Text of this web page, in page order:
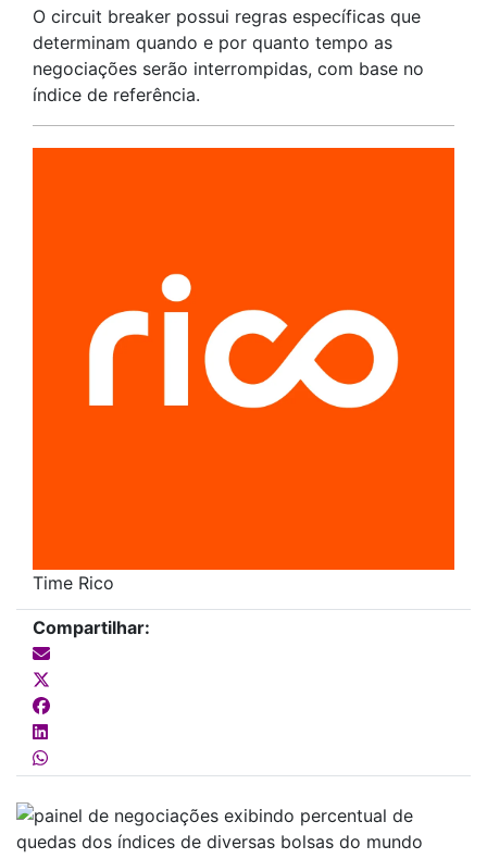
O circuit breaker possui regras específicas que
determinam quando e por quanto tempo as
negociações serão interrompidas, com base no
índice de referência.
Time Rico
Compartilhar: